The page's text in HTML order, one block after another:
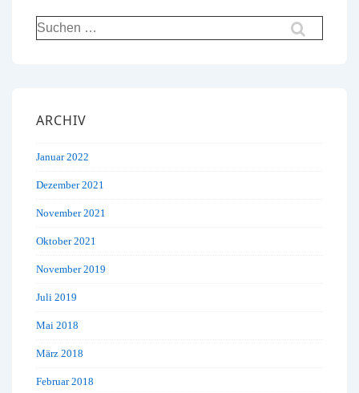
Suchen
nach:
ARCHIV
Januar 2022
Dezember 2021
November 2021
Oktober 2021
November 2019
Juli 2019
Mai 2018
März 2018
Februar 2018